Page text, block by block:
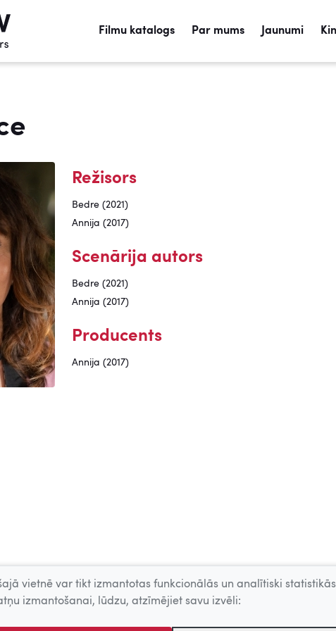
Filmu katalogs Par mums Jaunumi
Režisors
Bedre (2021)
Annija (2017)
Scenārija autors
Bedre (2021)
Annija (2017)
Producents
Annija (2017)
vietnē var tikt izmantotas funkcionālās un analītiski
izmantošanai, lūdzu, atzīmējiet savu izvēli: